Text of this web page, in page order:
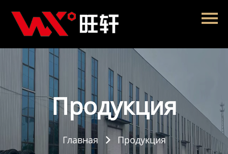
Главная
Продукция
Новости
О нас
Контакты Продукция
Главная  Продукция